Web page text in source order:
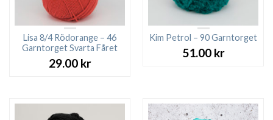
Lisa 8/4 Rödorange – 46
Garntorget Svarta Fåret
29.00 kr
Kim Petrol – 90 Garntorget
51.00 kr